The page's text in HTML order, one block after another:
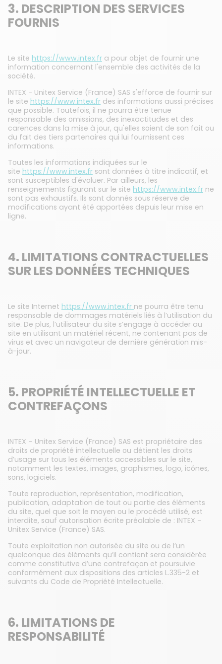
3. DESCRIPTION DES SERVICES
FOURNIS
Le site https://www.intex.fr a pour objet de fournir une
information concernant l'ensemble des activités de la
société.
INTEX - Unitex Service (France) SAS s'efforce de fournir sur
le site https://www.intex.fr des informations aussi précises
que possible. Toutefois, il ne pourra être tenue
responsable des omissions, des inexactitudes et des
carences dans la mise à jour, qu'elles soient de son fait ou
du fait des tiers partenaires qui lui fournissent ces
informations.
Toutes les informations indiquées sur le
site https://www.intex.fr sont données à titre indicatif, et
sont susceptibles d'évoluer. Par ailleurs, les
renseignements figurant sur le site https://www.intex.fr ne
sont pas exhaustifs. Ils sont donnés sous réserve de
modifications ayant été apportées depuis leur mise en
ligne.
4. LIMITATIONS CONTRACTUELLES
SUR LES DONNÉES TECHNIQUES
Le site Internet https://www.intex.fr ne pourra être tenu
responsable de dommages matériels liés à l’utilisation du
site. De plus, l’utilisateur du site s’engage à accéder au
site en utilisant un matériel récent, ne contenant pas de
virus et avec un navigateur de dernière génération mis-
à-jour.
5. PROPRIÉTÉ INTELLECTUELLE ET
CONTREFAÇONS
INTEX – Unitex Service (France) SAS est propriétaire des
droits de propriété intellectuelle ou détient les droits
d’usage sur tous les éléments accessibles sur le site,
notamment les textes, images, graphismes, logo, icônes,
sons, logiciels.
Toute reproduction, représentation, modification,
publication, adaptation de tout ou partie des éléments
du site, quel que soit le moyen ou le procédé utilisé, est
interdite, sauf autorisation écrite préalable de : INTEX –
Unitex Service (France) SAS.
Toute exploitation non autorisée du site ou de l’un
quelconque des éléments qu’il contient sera considérée
comme constitutive d’une contrefaçon et poursuivie
conformément aux dispositions des articles L.335-2 et
suivants du Code de Propriété Intellectuelle.
6. LIMITATIONS DE
RESPONSABILITÉ